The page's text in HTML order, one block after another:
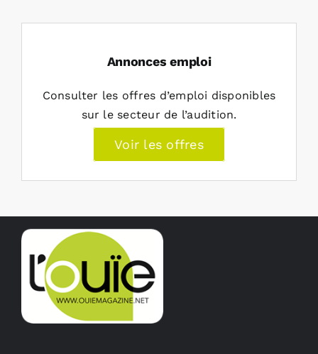
Annonces emploi
Consulter les offres d’emploi disponibles
sur le secteur de l’audition.
Voir les offres